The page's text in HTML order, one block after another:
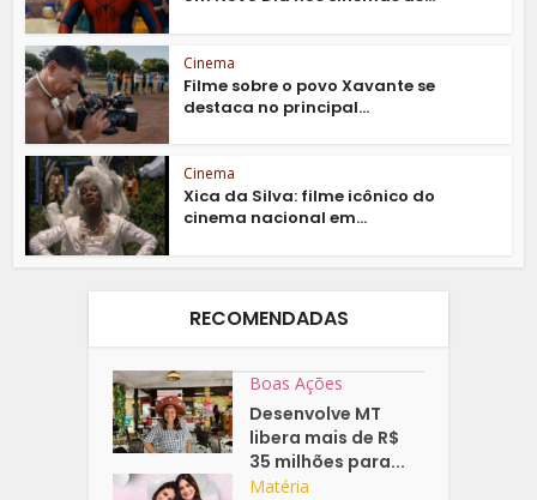
Cinema
Filme sobre o povo Xavante se
destaca no principal...
Cinema
Xica da Silva: filme icônico do
cinema nacional em...
RECOMENDADAS
Boas Ações
Desenvolve MT
libera mais de R$
35 milhões para...
Matéria